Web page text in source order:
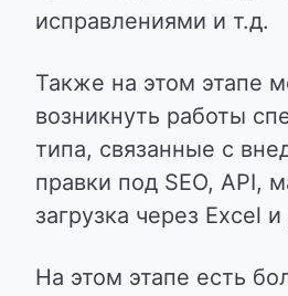
исправлениями и т.д.
Также на этом этапе
возникнуть работы
типа, связанные с
правки под SEO, API,
загрузка через Excel и
На этом этапе есть